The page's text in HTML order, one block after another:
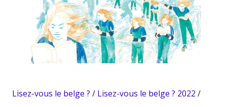
Lisez-vous le belge ? / Lisez-vous le belge ? 2022 /